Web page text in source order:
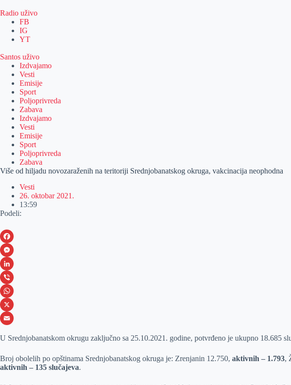
Radio uživo
FB
IG
YT
Santos uživo
Izdvajamo
Vesti
Emisije
Sport
Poljoprivreda
Zabava
Izdvajamo
Vesti
Emisije
Sport
Poljoprivreda
Zabava
Više od hiljadu novozaraženih na teritoriji Srednjobanatskog okruga, vakcinacija neophodna
Vesti
26. oktobar 2021.
13:59
Podeli:
F
a
c
e
b
o
M
e
s
s
e
e
r
L
i
n
k
I
n
V
i
b
W
h
s
A
X
a
i
U Srednjobanatskom okrugu zaključno sa 25.10.2021. godine, potvrđeno je ukupno 18.685
Broj obolelih po opštinama Srednjobanatskog okruga je: Zrenjanin 12.750, aktivnih – 1.793,
aktivnih – 135 slučajeva.